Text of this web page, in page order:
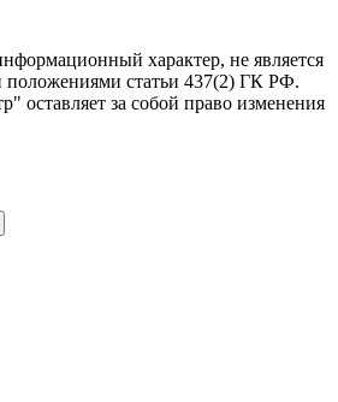
характер, не является
положениями статьи 437(2) ГК РФ.
за собой право изменения